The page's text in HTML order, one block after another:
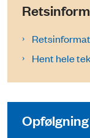
Hent hele
Opfølgning